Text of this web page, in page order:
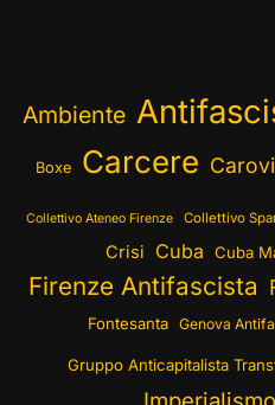
Ambiente
Boxe Carcere
Collettivo Ateneo Firenze Collettivo
Crisi Cuba Cuba
Firenze Antifascista
Fontesanta Genova
Gruppo Anticapitalista